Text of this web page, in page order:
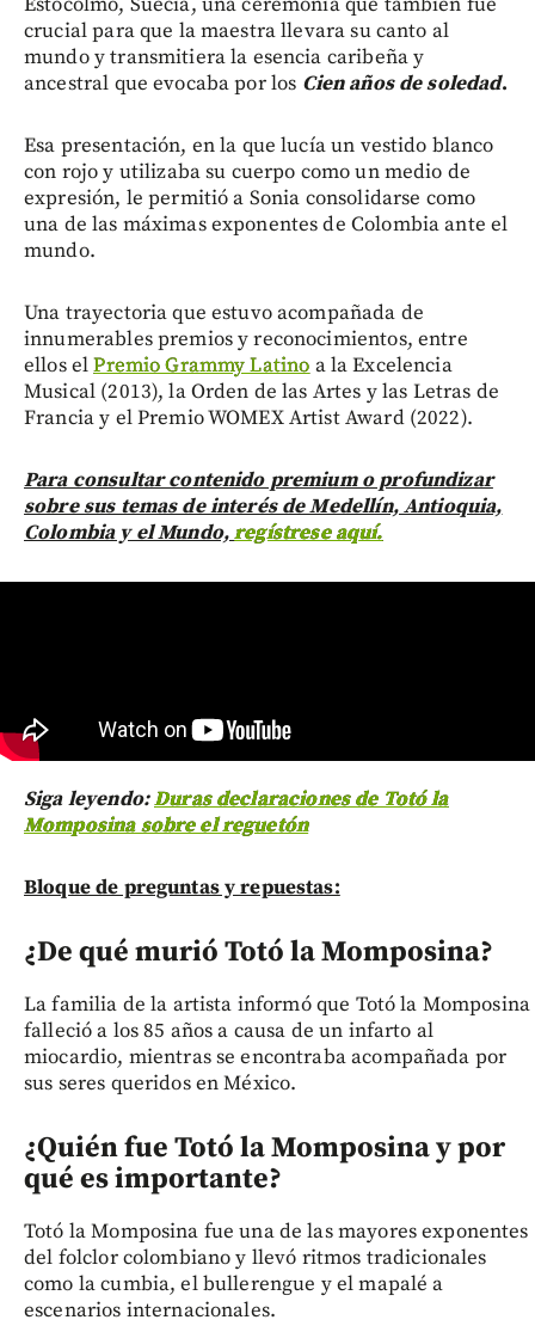
crucial para que la maestra llevara su canto al
mundo y transmitiera la esencia caribeña y
ancestral que evocaba por los Cien años de soledad.
Esa presentación, en la que lucía un vestido blanco
con rojo y utilizaba su cuerpo como un medio de
expresión, le permitió a Sonia consolidarse como
una de las máximas exponentes de Colombia ante el
mundo.
Una trayectoria que estuvo acompañada de
innumerables premios y reconocimientos, entre
ellos elPremio Grammy Latino a la Excelencia
Musical (2013), la Orden de las Artes y las Letras de
Francia y el Premio WOMEX Artist Award (2022).
Para consultar contenido premium o profundizar
sobre sus temas de interés de Medellín, Antioquia,
Colombia y el Mundo,regístrese aquí.
Siga leyendo:Duras declaraciones de Totó la
Momposina sobre el reguetón
Bloque de preguntas y repuestas:
¿De qué murió Totó la Momposina?
La familia de la artista informó que Totó la Momposina
falleció a los 85 años a causa de un infarto al
miocardio, mientras se encontraba acompañada por
sus seres queridos en México.
¿Quién fue Totó la Momposina y por
qué es importante?
Totó la Momposina fue una de las mayores exponentes
del folclor colombiano y llevó ritmos tradicionales
como la cumbia, el bullerengue y el mapalé a
escenarios internacionales.